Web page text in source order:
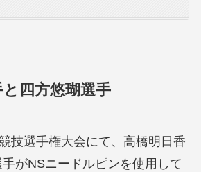
四方悠瑚選手
技選手権大会にて、高橋明日香
がNSニードルピンを使用して